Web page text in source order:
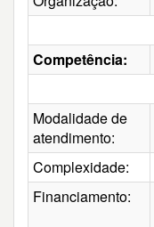
Competência:
Modalidade de
atendimento:
Complexidade:
Financiamento: